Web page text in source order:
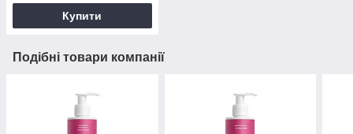
Купити
Подібні товари компанії